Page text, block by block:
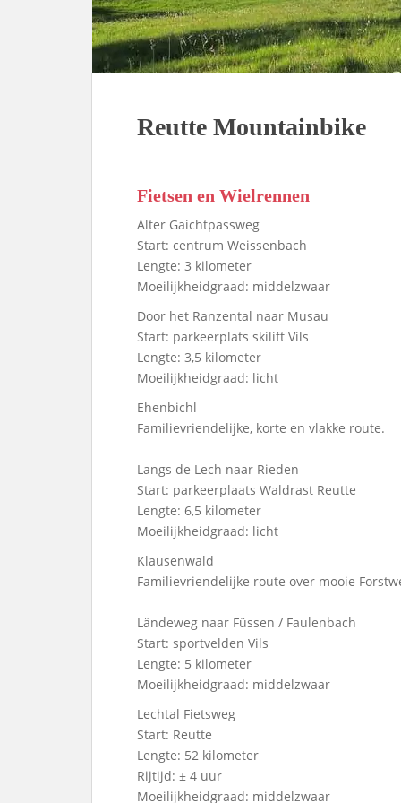
Reutte Mountainbike
Fietsen en Wielrennen
Alter Gaichtpassweg
Start: centrum Weissenbach
Lengte: 3 kilometer
Moeilijkheidgraad: middelzwaar
Door het Ranzental naar Musau
Start: parkeerplats skilift Vils
Lengte: 3,5 kilometer
Moeilijkheidgraad: licht
Ehenbichl
Familievriendelijke, korte en vlakke route.
Langs de Lech naar Rieden
Start: parkeerplaats Waldrast Reutte
Lengte: 6,5 kilometer
Moeilijkheidgraad: licht
Klausenwald
Familievriendelijke route over mooie
Ländeweg naar Füssen / Faulenbach
Start: sportvelden Vils
Lengte: 5 kilometer
Moeilijkheidgraad: middelzwaar
Lechtal Fietsweg
Start: Reutte
Lengte: 52 kilometer
Rijtijd: ± 4 uur
Moeilijkheidgraad: middelzwaar